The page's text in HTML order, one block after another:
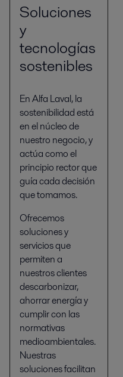
Soluciones
y
tecnologías
sostenibles
En Alfa Laval, la
sostenibilidad está
en el núcleo de
nuestro negocio, y
actúa como el
principio rector que
guía cada decisión
que tomamos.
Ofrecemos
soluciones y
servicios que
permiten a
nuestros clientes
descarbonizar,
ahorrar energía y
cumplir con las
normativas
medioambientales.
Nuestras
soluciones facilitan